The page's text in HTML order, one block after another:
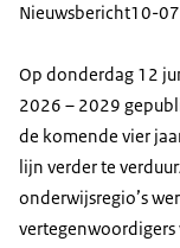
Nieuwsbericht10-
Op donderdag 12
2026 – 2029
de komende vier
lijn verder te
onderwijsregio’s
vertegenwoordigers